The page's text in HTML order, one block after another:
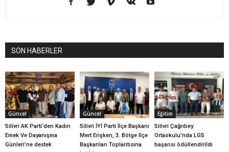
SON HABERLER
Güncel
Silivri AK Parti’den Kadın
Emek Ve Dayanışma
Günleri’ne destek
Güncel
Silivri İYİ Parti İlçe Başkanı
Mert Erişken, 3. Bölge İlçe
Başkanları Toplantısına
Eğitim
Silivri Çağrıbey
Ortaokulu’nda LGS
başarısı ödüllendirildi